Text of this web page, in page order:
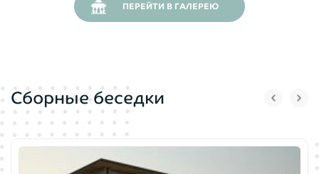
ПЕРЕЙТИ В ГАЛЕРЕЮ
Сборные беседки